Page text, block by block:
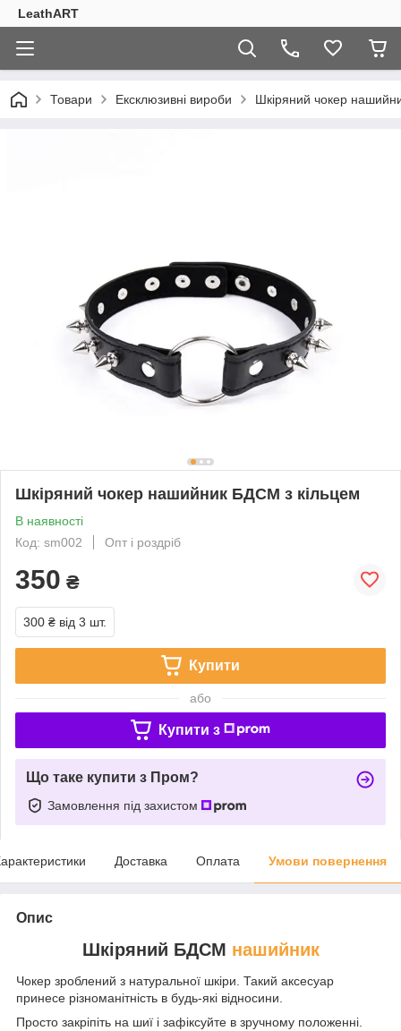
LeathART
Товари Ексклюзивні вироби Шкіряний чокер
Шкіряний чокер нашийник БДСМ з кільцем
В наявності
Код: sm002
Опт і роздріб
350 ₴
300 ₴ від 3 шт.
Купити
або
Купити з
Що таке купити з Пром?
Замовлення під захистом
Доставка Оплата Умови повернення
Опис
Шкіряний БДСМ нашийник
Чокер зроблений з натуральної шкіри. Такий аксесуар
принесе різноманітність в будь-які відносини.
Просто закріпіть на шиї і зафіксуйте в зручному положенні.